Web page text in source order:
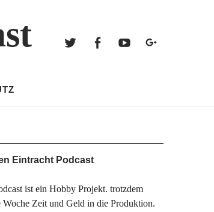
Eintracht Podcast
ist ein Hobby Projekt. trotzdem
Woche Zeit und Geld in die Produktion.